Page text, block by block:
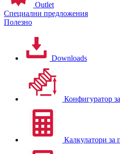
Outlet
Специални предложения
Полезно
Downloads
Конфигуратор
Калкулатори за